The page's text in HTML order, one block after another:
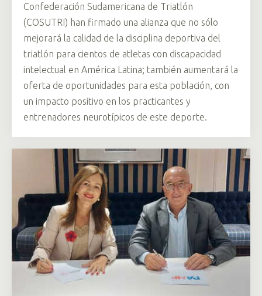
Confederación Sudamericana de Triatlón
(COSUTRI) han firmado una alianza que no sólo
mejorará la calidad de la disciplina deportiva del
triatlón para cientos de atletas con discapacidad
intelectual en América Latina; también aumentará la
oferta de oportunidades para esta población, con
un impacto positivo en los practicantes y
entrenadores neurotípicos de este deporte.